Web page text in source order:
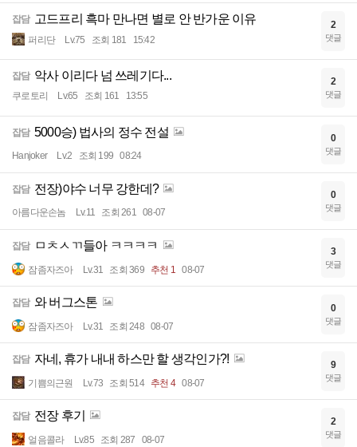
잡담 고드프리 흑마 만나면 별로 안 반가운 이유
퍼리단 Lv.75 조회 181 15:42
2
댓글
잡담 악사 이리다 넘 쓰레기다...
쿠로토리 Lv.65 조회 161 13:55
2
댓글
잡담 5000승) 법사의 정수 전설
Hanjoker Lv.2 조회 199 08:24
0
댓글
잡담 전장)야수 너무 강한데?
아름다운손놈 Lv.11 조회 261 08-07
0
댓글
잡담 ㅁㅊㅅㄲ들아 ㅋㅋㅋㅋ
잠좀자즈아 Lv.31 조회 369 추천 1 08-07
3
댓글
잡담 와 버그스톤
잠좀자즈아 Lv.31 조회 248 08-07
0
댓글
잡담 자네, 휴가 내내 하스만 할 생각인가?!
기쁨의근원 Lv.73 조회 514 추천 4 08-07
9
댓글
잡담 전장 후기
얼음콜라 Lv.85 조회 287 08-07
2
댓글